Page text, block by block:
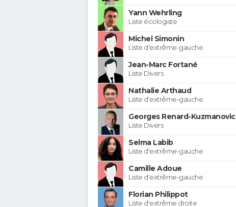
Yann Wehrling
Liste écologiste
Michel Simonin
Liste d'extrême-gauche
Jean-Marc Fortané
Liste Divers
Nathalie Arthaud
Liste d'extrême-gauche
Georges Renard-Kuzmanovic
Liste Divers
Selma Labib
Liste d'extrême-gauche
Camille Adoue
Liste d'extrême-gauche
Florian Philippot
Liste d'extrême droite